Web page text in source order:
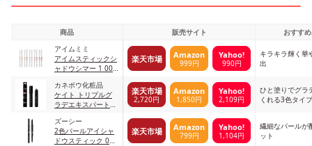
商品 販売サイト
おすす
アイムミミ
アイムスティックシ
ャドウシマー 1 002
楽天市場 Amazon
999円
Yahoo!
990円
キラキラ輝く華
出
カネボウ化粧品
ケイト トリプルグ
ラデエキスパート
楽天市場
2,720円
Amazon
1,850円
Yahoo!
2,109円
ひと塗りでグラ
くれる3色タイプ
ズーシー
2色パールアイシャ
ドウスティック 03
楽天市場 Amazon
799円
Yahoo!
1,104円
繊細なパールが
ット